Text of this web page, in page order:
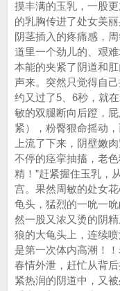
摸丰满的玉乳，一股
的乳胸传进了处女美
阴茎插入的疼痛感，
道里一个劲儿的、艰
本能的夹紧了阴道和
声来。突然只觉得自
约又过了5、6秒，就
敏的双腿断向后蹬，
紧），粉臀狠命摇动
上流了下来，阴壁嫩
不停的痉挛抽搐，老
精！”赶紧握住玉乳，
宫。果然周敏的处女
龟头，猛烈的一吮一
然一股又浓又烫的阴
狼的大龟头上，连续
是第一次体内高潮！
春情外泄，赶忙从背
紧热润的阴道中，又